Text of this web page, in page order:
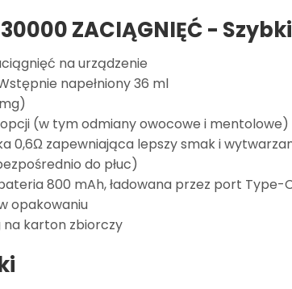
ZACIĄGNIĘĆ -
na urządzenie
napełniony 36 ml
(w tym odmiany owocowe i mentolowe)
0,6Ω zapewniająca lepszy smak i
do płuc)
800 mAh, ładowana przez port Type-
opakowaniu
na karton zbiorczy